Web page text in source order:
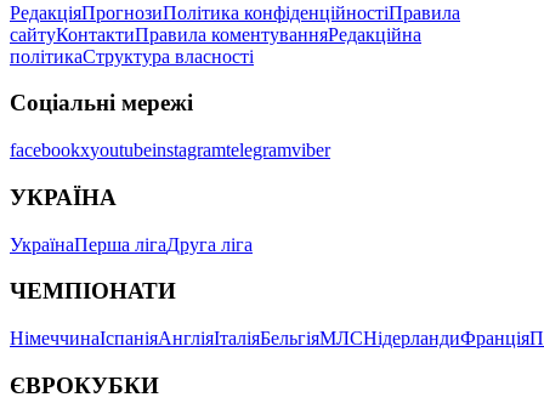
РедакціяПрогнозиПолітика конфіденційностіПравила
сайтуКонтактиПравила коментуванняРедакційна
політикаСтруктура власності
Соціальні мережі
facebookxyoutubeinstagramtelegramviber
УКРАЇНА
УкраїнаПерша лігаДруга ліга
ЧЕМПІОНАТИ
НімеччинаІспаніяАнгліяІталіяБельгіяМЛСНідерландиФранція
ЄВРОКУБКИ